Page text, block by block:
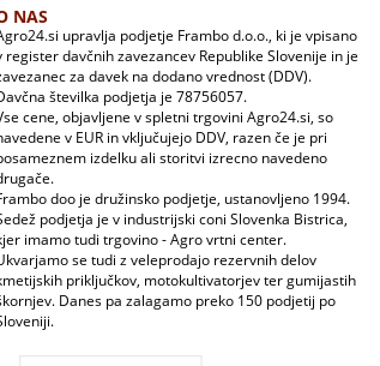
NAS
upravlja podjetje Frambo d.o.o., ki je vpisano
register davčnih zavezancev Republike Slovenije in je
za davek na dodano vrednost (DDV).
številka podjetja je 78756057.
cene, objavljene v spletni trgovini Agro24.si, so
v EUR in vključujejo DDV, razen če je pri
izdelku ali storitvi izrecno navedeno
doo je družinsko podjetje, ustanovljeno 1994.
podjetja je v industrijski coni Slovenka Bistrica,
imamo tudi trgovino - Agro vrtni center.
se tudi z veleprodajo rezervnih delov
priključkov, motokultivatorjev ter gumijastih
Danes pa zalagamo preko 150 podjetij po